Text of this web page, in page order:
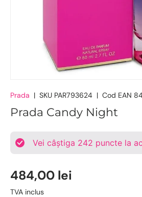
Prada | SKU PAR793624 | Cod EAN
Prada Candy Night
Vei câștiga 242 puncte la
484,00 lei
TVA inclus